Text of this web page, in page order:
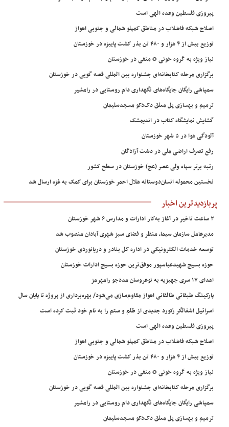
پیروزی فلسطین وعده الهی است
اصلاح شبکه فاضلاب در مناطق کمپلو شمالی و جنوبی اهواز
توزیع بیش از ۴ هزار و ۴۸۰ تن بذر کشت پاییزه در خوزستان
نیاز ویژه به گروه خونی O منفی در خوزستان
برگزاری مرحله کتابخانه‌ای جشنواره بین المللی قصه گویی در خوزستان
سمپاشی رایگان جایگاه‌های نگهداری دام روستایی در رامشیر
ترمیم و بهسازی پل معلق دک‌دکو مسجدسلیمان
گشایش نمایشگاه کتاب در اندیمشک
آلودگی هوا در ۵ شهر خوزستان
رفع تصرف اراضی ملی در دشت آزادگان
رتبه برتر سپاه ولی عصر (عج) خوزستان در سطح کشور
نخستین محموله انسان‌دوستانه هلال احمر خوزستان برای کمک به غزه ارسال شد
پربازدیدترین اخبار
۲ ساعت تاخیر در آغاز به‌کار ادارات و مدارس ۶ شهر خوزستان
مدیرعامل سازمان سیما، منظر و فضای سبز شهری آبادان منصوب شد
توسعه خدمات الکترونیکی در اداره کل بنادر و دریانوردی خوزستان
حوزه بسیج شهیدعباسپور موفق‌ترین حوزه بسیج ادارات خوزستان
اهدای ۱۷ سری جهیزیه به نوعروسان مددجو رامهرمز
پارکینگ طبقاتی طالقانی اهواز مقاوم‌سازی می‌شود/ بهره‌برداری از پروژه تا پایان سال
اسرائیل اشغالگر رکورد جدیدی از ظلم و ستم را به نام خود ثبت کرده است
پیروزی فلسطین وعده الهی است
اصلاح شبکه فاضلاب در مناطق کمپلو شمالی و جنوبی اهواز
توزیع بیش از ۴ هزار و ۴۸۰ تن بذر کشت پاییزه در خوزستان
نیاز ویژه به گروه خونی O منفی در خوزستان
برگزاری مرحله کتابخانه‌ای جشنواره بین المللی قصه گویی در خوزستان
سمپاشی رایگان جایگاه‌های نگهداری دام روستایی در رامشیر
ترمیم و بهسازی پل معلق دک‌دکو مسجدسلیمان